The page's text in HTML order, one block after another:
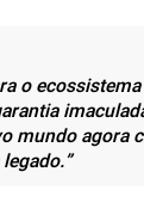
o
mundo agora